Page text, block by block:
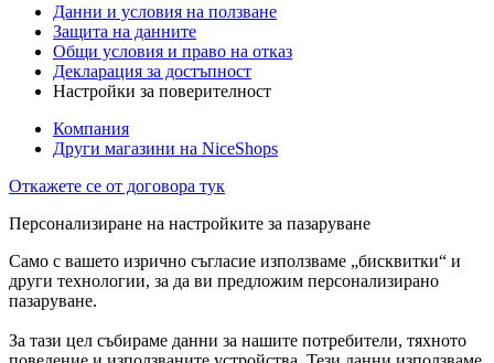
Данни и условия на ползване
Защита на данните
Общи условия и право на отказ
Декларация за достъпност
Настройки за поверителност
Компания
Други магазини на NiceShops
Откажете се от договора тук
Персонализиране на настройките за пазаруване
Само с вашето изрично съгласие използваме „бисквитки“ и
други технологии, за да ви предложим персонализирано
пазаруване.
За тази цел събираме данни за нашите потребители, тяхното